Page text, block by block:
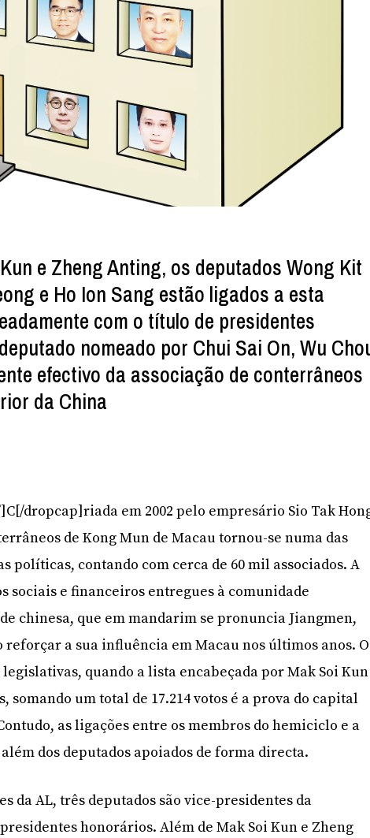
e Zheng Anting, os deputados Wong Kit
e Ho Ion Sang estão ligados a esta
com o título de presidentes
nomeado por Chui Sai On, Wu
efectivo da associação de conterrâneos
da China
dropcap]riada em 2002 pelo empresário Sio Tak
de Kong Mun de Macau tornou-se numa das
políticas, contando com cerca de 60 mil associados. A
sociais e financeiros entregues à comunidade
chinesa, que em mandarim se pronuncia Jiangmen,
a sua influência em Macau nos últimos anos. O
quando a lista encabeçada por Mak Soi Kun
somando um total de 17.214 votos é a prova do capital
as ligações entre os membros do hemiciclo e a
dos deputados apoiados de forma directa.
da AL, três deputados são vice-presidentes da
honorários. Além de Mak Soi Kun e Zheng